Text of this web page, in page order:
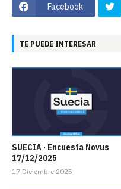
Facebook
TE PUEDE INTERESAR
SUECIA · Encuesta Novus
17/12/2025
17 Diciembre 2025